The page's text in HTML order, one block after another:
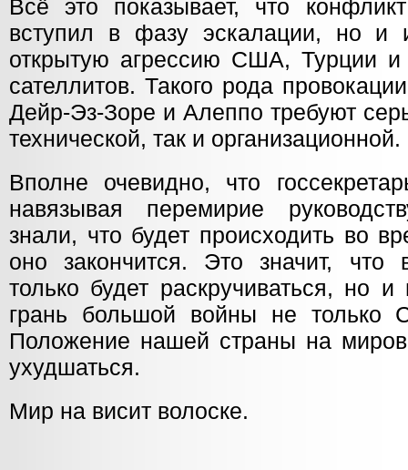
Всё это показывает, что
вступил в фазу эскалации, но
открытую агрессию США, Турции и
сателлитов. Такого рода
Дейр-Эз-Зоре и Алеппо требуют
технической, так и организационной.
Вполне очевидно, что
навязывая перемирие
знали, что будет происходить во
оно закончится. Это значит, что
только будет раскручиваться, но и
грань большой войны не
Положение нашей страны на
ухудшаться.
Мир на висит волоске.